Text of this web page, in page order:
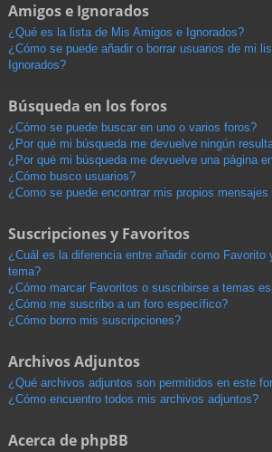
Amigos e Ignorados
¿Qué es la lista de Mis Amigos e Ignorados?
¿Cómo se puede añadir o borrar usuarios de mi
Ignorados?
Búsqueda en los foros
¿Cómo se puede buscar en uno o varios foros?
¿Por qué mi búsqueda me devuelve ningún
¿Por qué mi búsqueda me devuelve una página
¿Cómo busco usuarios?
¿Como se puede encontrar mis propios
Suscripciones y Favoritos
¿Cuál es la diferencia entre añadir como Favorito
tema?
¿Cómo marcar Favoritos o suscribirse a temas
¿Cómo me suscribo a un foro específico?
¿Cómo borro mis suscripciones?
Archivos Adjuntos
¿Qué archivos adjuntos son permitidos en este
¿Cómo encuentro todos mis archivos adjuntos?
Acerca de phpBB